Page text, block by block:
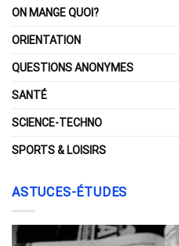
ON MANGE QUOI?
ORIENTATION
QUESTIONS ANONYMES
SANTÉ
SCIENCE-TECHNO
SPORTS & LOISIRS
ASTUCES-ÉTUDES